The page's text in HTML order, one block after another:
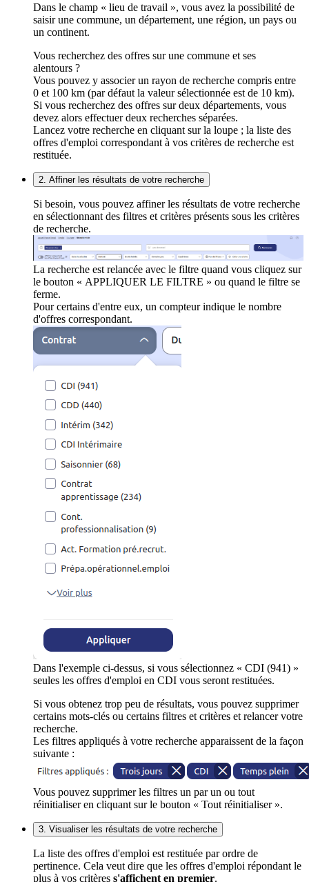
Dans le champ « lieu de travail », vous avez la possibilité de
saisir une commune, un département, une région, un pays ou
un continent.
Vous recherchez des offres sur une commune et ses
alentours ?
Vous pouvez y associer un rayon de recherche compris entre
0 et 100 km (par défaut la valeur sélectionnée est de 10 km).
Si vous recherchez des offres sur deux départements, vous
devez alors effectuer deux recherches séparées.
Lancez votre recherche en cliquant sur la loupe ; la liste des
offres d'emploi correspondant à vos critères de recherche est
restituée.
2. Affiner les résultats de votre recherche
Si besoin, vous pouvez affiner les résultats de votre recherche
en sélectionnant des filtres et critères présents sous les critères
de recherche.
La recherche est relancée avec le filtre quand vous cliquez sur
le bouton « APPLIQUER LE FILTRE » ou quand le filtre se
ferme.
Pour certains d'entre eux, un compteur indique le nombre
d'offres correspondant.
Dans l'exemple ci-dessus, si vous sélectionnez « CDI (941) »
seules les offres d'emploi en CDI vous seront restituées.
Si vous obtenez trop peu de résultats, vous pouvez supprimer
certains mots-clés ou certains filtres et critères et relancer votre
recherche.
Les filtres appliqués à votre recherche apparaissent de la façon
suivante :
Vous pouvez supprimer les filtres un par un ou tout
réinitialiser en cliquant sur le bouton « Tout réinitialiser ».
3. Visualiser les résultats de votre recherche
La liste des offres d'emploi est restituée par ordre de
pertinence. Cela veut dire que les offres d'emploi répondant le
plus à vos critères s'affichent en premier.